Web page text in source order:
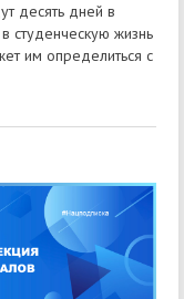
десять дней в
студенческую жизнь
им определиться с